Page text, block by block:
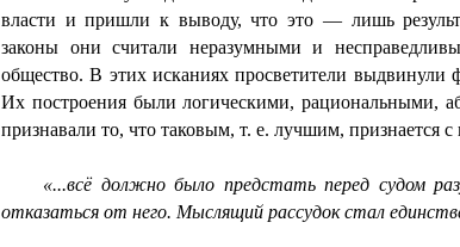
власти и пришли к выводу, что это — лишь
законы они считали неразумными и
общество. В этих исканиях просветители выдвинули
Их построения были логическими, рациональными,
признавали то, что таковым, т. е. лучшим, признается
«...всё должно было предстать перед судом
отказаться от него. Мыслящий рассудок стал